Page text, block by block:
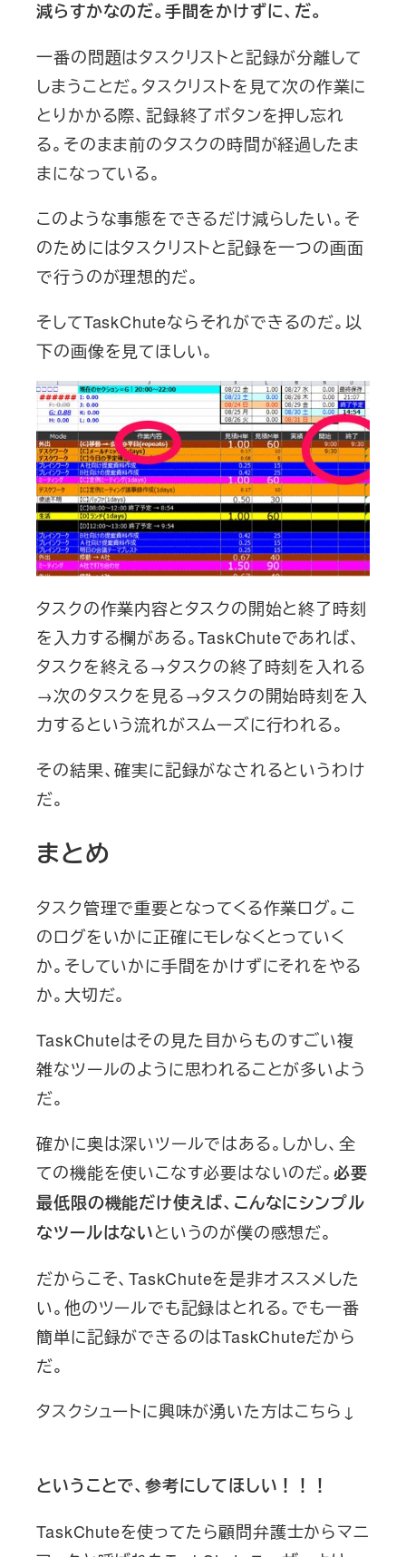
減らすかなのだ。手間をかけずに、だ。
一番の問題はタスクリストと記録が分離して
しまうことだ。タスクリストを見て次の作業に
とりかかる際、記録終了ボタンを押し忘れ
る。そのまま前のタスクの時間が経過したま
まになっている。
このような事態をできるだけ減らしたい。そ
のためにはタスクリストと記録を一つの画面
で行うのが理想的だ。
そしてTaskChuteならそれができるのだ。以
下の画像を見てほしい。
タスクの作業内容とタスクの開始と終了時刻
を入力する欄がある。TaskChuteであれば、
タスクを終える→タスクの終了時刻を入れる
→次のタスクを見る→タスクの開始時刻を入
力するという流れがスムーズに行われる。
その結果、確実に記録がなされるというわけ
だ。
まとめ
タスク管理で重要となってくる作業ログ。こ
のログをいかに正確にモレなくとっていく
か。そしていかに手間をかけずにそれをやる
か。大切だ。
TaskChuteはその見た目からものすごい複
雑なツールのように思われることが多いよう
だ。
確かに奥は深いツールではある。しかし、全
ての機能を使いこなす必要はないのだ。必要
最低限の機能だけ使えば、こんなにシンプル
なツールはないというのが僕の感想だ。
だからこそ、TaskChuteを是非オススメした
い。他のツールでも記録はとれる。でも一番
簡単に記録ができるのはTaskChuteだから
だ。
タスクシュートに興味が湧いた方はこちら↓
ということで、参考にしてほしい！！！
TaskChuteを使ってたら顧問弁護士からマニ